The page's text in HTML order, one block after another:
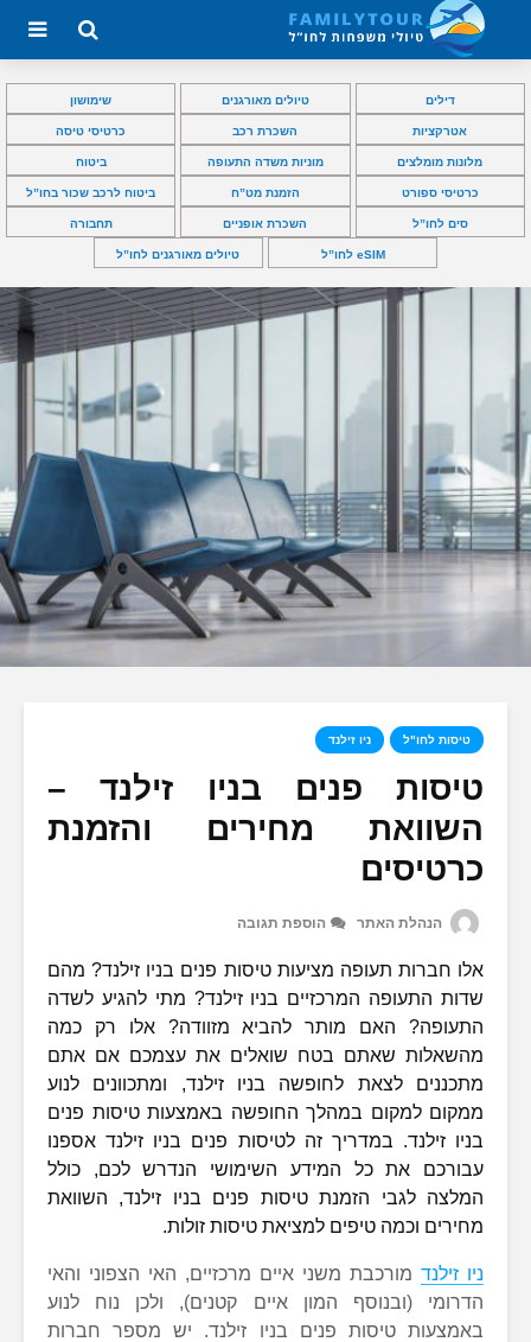
דילים טיולים מאורגנים שימושון
אטרקציות השכרת רכב כרטיסי טיסה
מלונות מומלצים מוניות משדה התעופה ביטוח
כרטיסי ספורט הזמנת מט”ח ביטוח לרכב שכור בחו”ל
סים לחו”ל השכרת אופניים תחבורה
eSIM לחו”ל טיולים מאורגנים לחו”ל
טיסות לחו"ל ניו זילנד
טיסות פנים בניו זילנד –
השוואת מחירים והזמנת
כרטיסים
הנהלת האתר הוספת תגובה
אלו חברות תעופה מציעות טיסות פנים בניו זילנד? מהם
שדות התעופה המרכזיים בניו זילנד? מתי להגיע לשדה
התעופה? האם מותר להביא מזוודה? אלו רק כמה
מהשאלות שאתם בטח שואלים את עצמכם אם אתם
מתכננים לצאת לחופשה בניו זילנד, ומתכוונים לנוע
ממקום למקום במהלך החופשה באמצעות טיסות פנים
בניו זילנד. במדריך זה לטיסות פנים בניו זילנד אספנו
עבורכם את כל המידע השימושי הנדרש לכם, כולל
המלצה לגבי הזמנת טיסות פנים בניו זילנד, השוואת
מחירים וכמה טיפים למציאת טיסות זולות.
ניו זילנד מורכבת משני איים מרכזיים, האי הצפוני והאי
הדרומי (ובנוסף המון איים קטנים), ולכן נוח לנוע
באמצעות טיסות פנים בניו זילנד. יש מספר חברות